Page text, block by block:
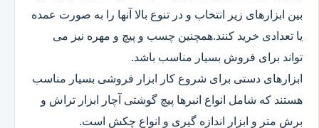
بین ابزارهای زیر انتخاب و در تنوع بالا آنها را به صورت عمده
یا تعدادی خرید کنند.همچنین چسب و پیچ و مهره نیز می
تواند برای فروش بسیار مناسب باشد.
ابزارهای دستی برای شروع کار ابزار فروشی بسیار مناسب
هستند که شامل انواع انبرها پیچ گوشتی آچار ابزار تراش و
برش متر و ابزار اندازه گیری و انواع چکش است.